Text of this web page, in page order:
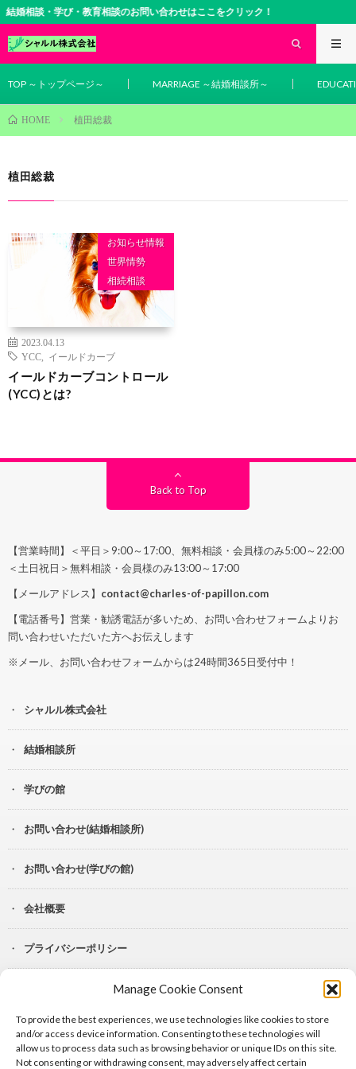
Manage Cookie Consent
To provide the best experiences, we use technologies like cookies to store
and/or access device information. Consenting to these technologies will
allow us to process data such as browsing behavior or unique IDs on this site.
Not consenting or withdrawing consent, may adversely affect certain
婚相談・学び・教育相談のお問い合わせはここをクリック！
TOP ～トップページ～ MARRIAGE ～結婚相談所～
HOME 植田総裁
植田総裁
お知らせ情報
世界情勢
相続相談
2023.04.13
YCC
イールドカーブ
イールドカーブコントロール
(YCC)とは?
Back to Top
【営業時間】＜平日＞9:00～17:00、無料相談・会員様のみ5:00～22:00
＜土日祝日＞無料相談・会員様のみ13:00～17:00
【メールアドレス】 contact@charles-of-papillon.com
【電話番号】営業・勧誘電話が多いため、お問い合わせフォームよりお
問い合わせいただいた方へお伝えします
※メール、お問い合わせフォームからは24時間365日受付中！
シャルル株式会社
結婚相談所
学びの館
お問い合わせ(結婚相談所)
お問い合わせ(学びの館)
会社概要
プライバシーポリシー
Lit.Link